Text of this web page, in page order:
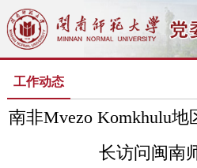
工作动态
南非Mvezo Komkhulu
长访问闽南